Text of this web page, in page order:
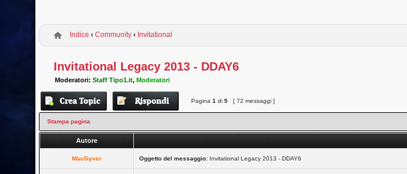
Indice ‹ Community ‹ Invitational
Invitational Legacy 2013 - DDAY6
Moderatori:Staff Tipo1.it,Moderatori
Pagina1 di5 [ 72 messaggi ]
Stampa pagina
Autore
MacGyver Oggetto del messaggio: Invitational Legacy 2013 - DDAY6